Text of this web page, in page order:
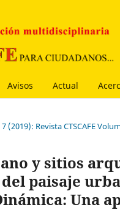
Avisos Actual
(2019): Revista CTSCAFE
y sitios
paisaje
Una